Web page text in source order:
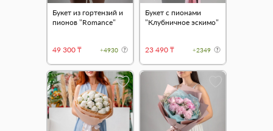
Букет из гортензий и
пионов "Romance"
49 300 ₸ +4930
Букет с пионами
"Клубничное эскимо"
23 490 ₸ +2349